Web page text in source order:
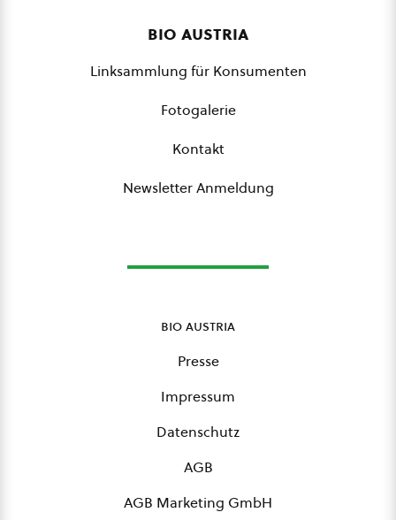
bio austria
Linksammlung für Konsumenten
Fotogalerie
Kontakt
Newsletter Anmeldung
bio austria
Presse
Impressum
Datenschutz
AGB
AGB Marketing GmbH